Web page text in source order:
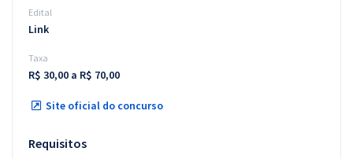
Edital
Link
Taxa
R$ 30,00 a R$ 70,00
Site oficial do concurso
Requisitos